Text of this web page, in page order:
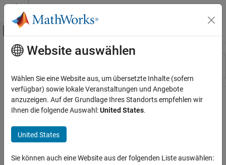
Weiter zum Inhalt
Umschaltung für Off-Canvas-
Ressource
Hauptinhalt
Website auswählen
Wählen Sie eine Website aus, um übersetzte Inhalte (sofern
verfügbar) sowie lokale Veranstaltungen und Angebote
anzuzeigen. Auf der Grundlage Ihres Standorts empfehlen wir
Ihnen die folgende Auswahl:United States.
United States
Sie können auch eine Website aus der folgenden Liste auswählen: